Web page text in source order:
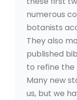
numerous
botanists
They also
published
to refine the
Many new
us, but we